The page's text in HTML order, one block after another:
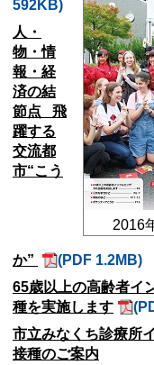
2016
592KB)
人・
物・情
報・経
済の結
節点 飛
躍する
交流都
市“こう
か”
(PDF 1.2MB)
65歳以上の高齢者イ
種を実施します
市立みなくち診療所
接種のご案内